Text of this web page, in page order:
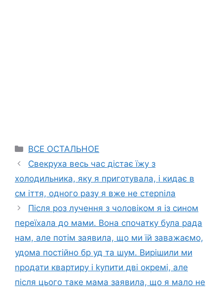
Categories
ВСЕ ОСТАЛЬНОЕ
Свекруха весь час дістає їжу з
холодильника, яку я приготувала, і кидає в
см іття, одного разу я вже не стерnіла
Після роз лучення з чоловіком я із сином
переїхала до мами. Вона спочатку була рада
нам, але потім заявила, що ми їй заважаємо,
удома постійно бр уд та шум. Вирішили ми
nродати квартиру і kупити дві окремі, але
після цього таке мама заявила, що я мало не